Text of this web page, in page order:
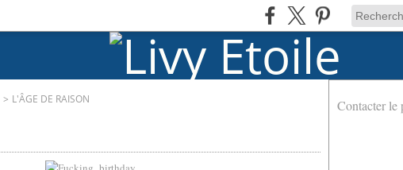
> L'ÂGE DE RAISON Contacter le